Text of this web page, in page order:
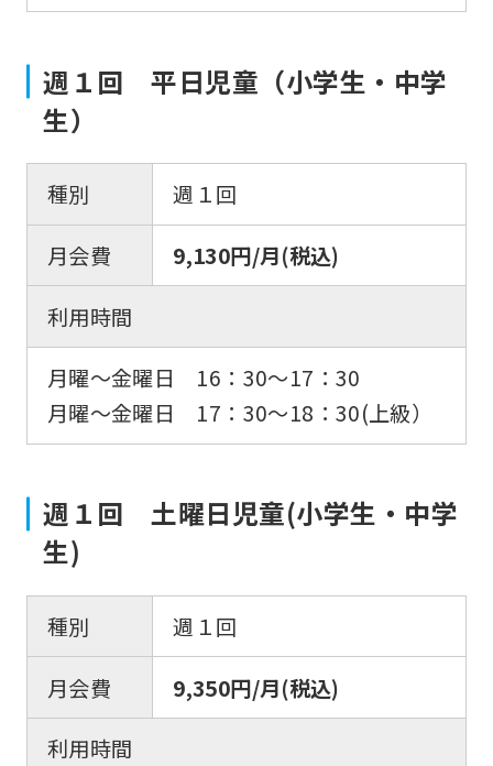
週１回 平日児童（小学生・中学
生）
種別
週１回
月会費
9,130円/月(税込)
利用時間
月曜〜金曜日 16：30〜17：30
月曜〜金曜日 17：30〜18：30(上級）
週１回 土曜日児童(小学生・中学
生)
種別
週１回
月会費
9,350円/月(税込)
利用時間